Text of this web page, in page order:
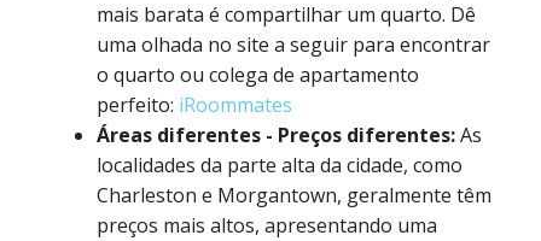
mais barata é compartilhar um quarto. Dê
uma olhada no site a seguir para encontrar
o quarto ou colega de apartamento
perfeito: iRoommates
Áreas diferentes - Preços diferentes:As
localidades da parte alta da cidade, como
Charleston e Morgantown, geralmente têm
preços mais altos, apresentando uma